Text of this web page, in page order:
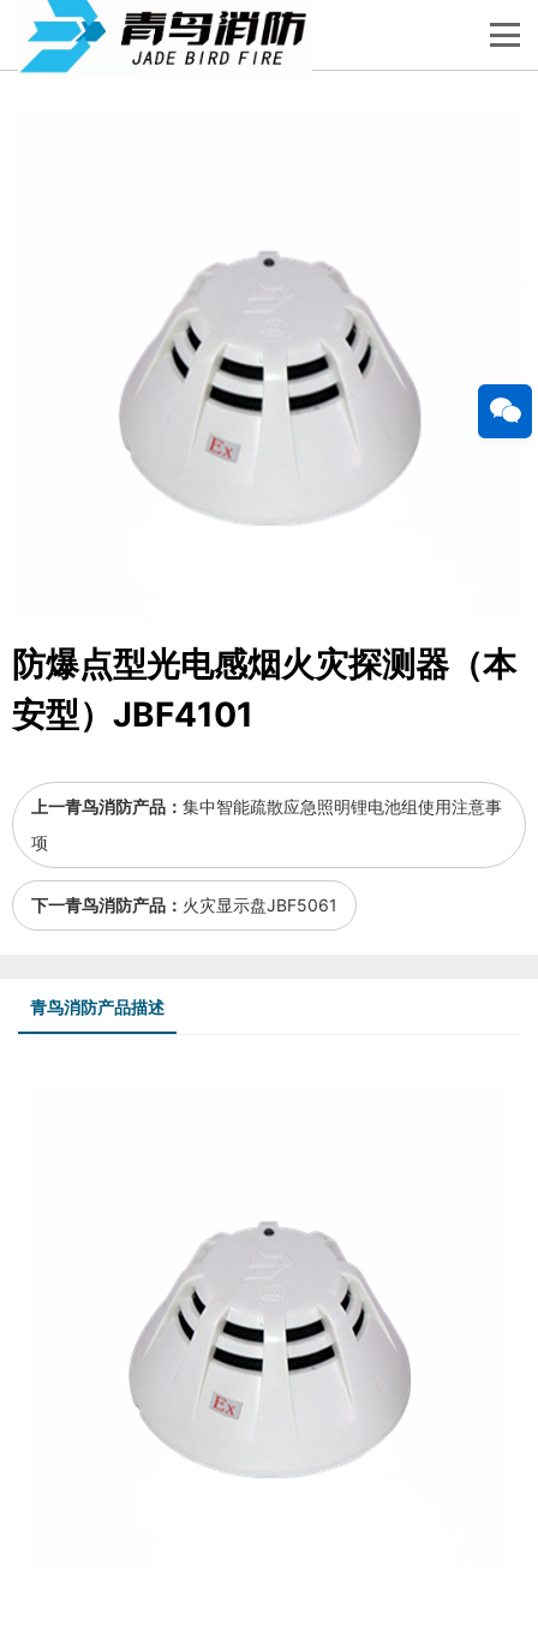
防爆点型光电感烟火灾探测器（本
安型）JBF4101
上一青鸟消防产品： 集中智能疏散应急照明锂电池组使用注意事
项
下一青鸟消防产品： 火灾显示盘JBF5061
青鸟消防产品描述